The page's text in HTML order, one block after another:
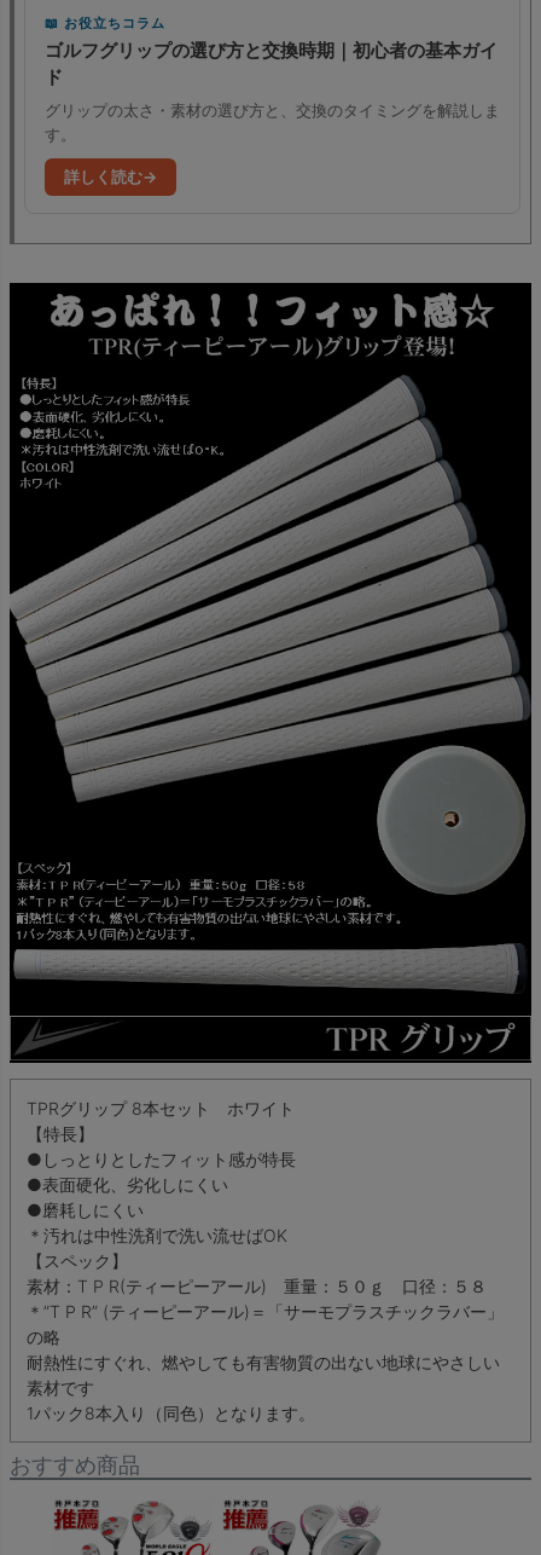
お役立ちコラム
ゴルフグリップの選び方と交換時期｜初心者の基本ガイ
ド
グリップの太さ・素材の選び方と、交換のタイミングを解説しま
す。
詳しく読む
TPRグリップ 8本セット ホワイト
【特長】
●しっとりとしたフィット感が特長
●表面硬化、劣化しにくい
●磨耗しにくい
＊汚れは中性洗剤で洗い流せばOK
【スペック】
素材：T P R(ティーピーアール) 重量：５０ｇ 口径：５８
＊”T P R” (ティーピーアール)＝「サーモプラスチックラバー」
の略
耐熱性にすぐれ、燃やしても有害物質の出ない地球にやさしい
素材です
1パック8本入り（同色）となります。
おすすめ商品